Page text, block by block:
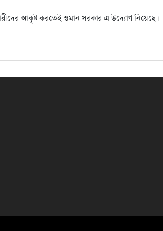
আকৃষ্ট করতেই ওমান সরকার এ উদ্যোগ নিয়েছে।